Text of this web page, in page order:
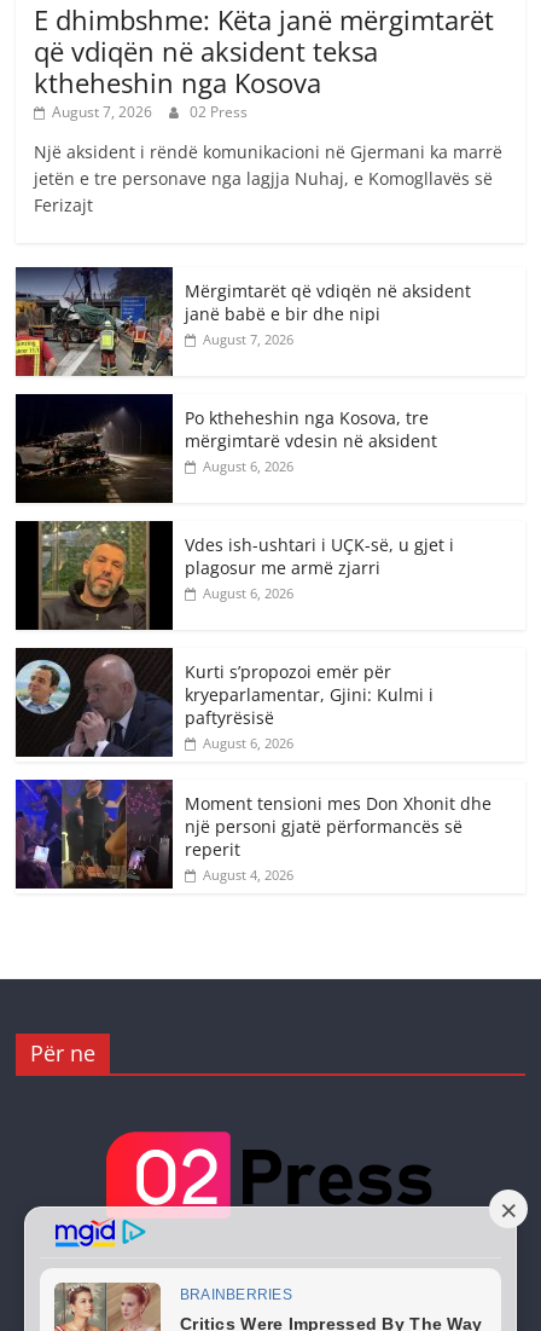
E dhimbshme: Këta janë mërgimtarët
që vdiqën në aksident teksa
ktheheshin nga Kosova
August 7, 2026 02 Press
Një aksident i rëndë komunikacioni në Gjermani ka marrë
jetën e tre personave nga lagjja Nuhaj, e Komogllavës së
Ferizajt
Mërgimtarët që vdiqën në aksident
janë babë e bir dhe nipi
August 7, 2026
Po ktheheshin nga Kosova, tre
mërgimtarë vdesin në aksident
August 6, 2026
Vdes ish-ushtari i UÇK-së, u gjet i
plagosur me armë zjarri
August 6, 2026
Kurti s’propozoi emër për
kryeparlamentar, Gjini: Kulmi i
paftyrësisë
August 6, 2026
Moment tensioni mes Don Xhonit dhe
një personi gjatë përformancës së
reperit
August 4, 2026
Për ne